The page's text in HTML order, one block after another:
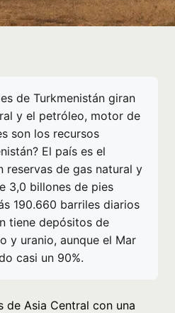
de Turkmenistán giran
y el petróleo, motor de
son los recursos
El país es el
reservas de gas natural y
3,0 billones de pies
190.660 barriles diarios
tiene depósitos de
y uranio, aunque el Mar
casi un 90%.
de Asia Central con una